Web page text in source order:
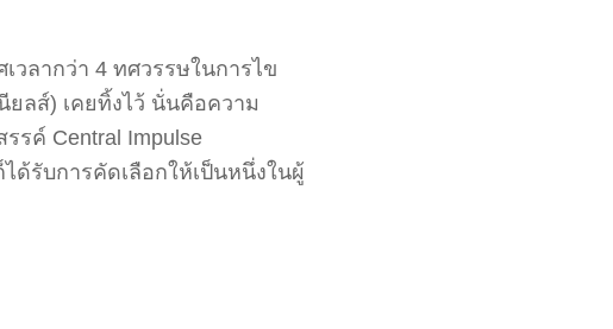
วลากว่า 4 ทศวรรษในการไข
ยลส์) เคยทิ้งไว้ นั่นคือความ
รค์ Central Impulse
ด้รับการคัดเลือกให้เป็นหนึ่งในผู้